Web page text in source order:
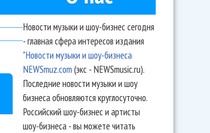
Новости музыки и шоу-бизнес сегодня
- главная сфера интересов издания
"Новости музыки и шоу-бизнеса
NEWSmuz.com(экс - NEWSmusic.ru).
Последние новости музыки и шоу
бизнеса обновляются круглосуточно.
Российский шоу-бизнес и артисты
шоу-бизнеса - вы можете читать